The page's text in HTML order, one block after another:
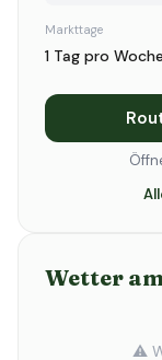
Markttage
1 Tag pro Woche
Wetter
⚠️